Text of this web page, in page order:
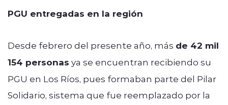
PGU entregadas en la región
Desde febrero del presente año, más de 42 mil
154 personas ya se encuentran recibiendo su
PGU en Los Ríos, pues formaban parte del Pilar
Solidario, sistema que fue reemplazado por la